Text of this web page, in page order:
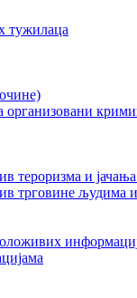
тужилаца
организовани
тероризма и
трговине људима